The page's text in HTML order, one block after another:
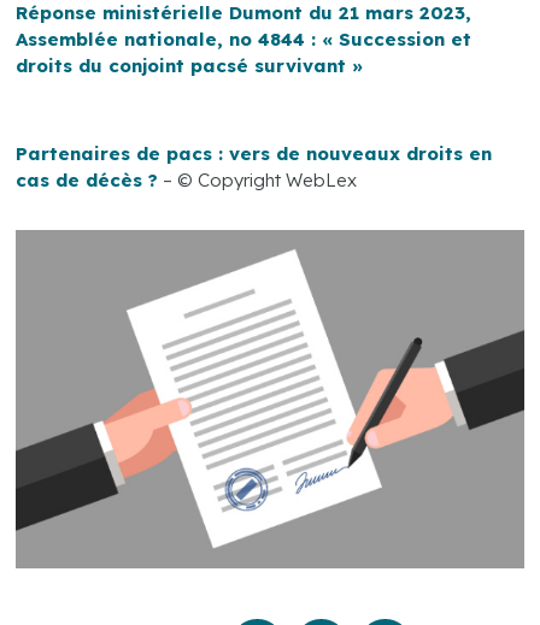
Réponse ministérielle Dumont du 21 mars 2023,
Assemblée nationale, no 4844 : « Succession et
droits du conjoint pacsé survivant »
Partenaires de pacs : vers de nouveaux droits en
cas de décès ? – © Copyright WebLex